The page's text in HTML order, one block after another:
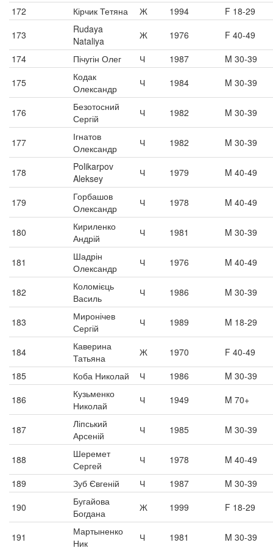
172
Кірчик Тетяна Ж 1994
F 18-29
173
Rudaya
Nataliya
Ж 1976
F 40-49
174
Пічугін Олег Ч 1987
M 30-39
175
Кодак
Олександр
Ч 1984 M 30-39
176
Безотосний
Сергій
Ч 1982 M 30-39
177
Ігнатов
Олександр
Ч 1982 M 30-39
178
Polikarpov
Aleksey
Ч 1979 M 40-49
179
Горбашов
Олександр
Ч 1978 M 40-49
180
Кириленко
Андрій
Ч 1981 M 30-39
181
Шадрін
Олександр
Ч 1976 M 40-49
182
Коломієць
Василь
Ч 1986 M 30-39
183
Миронічев
Сергій
Ч 1989 M 18-29
184
Каверина
Татьяна
Ж 1970
F 40-49
185
Коба Николай Ч 1986
M 30-39
186
Кузьменко
Николай
Ч 1949 M 70+
187
Ліпський
Арсеній
Ч 1985 M 30-39
188
Шеремет
Сергей
Ч 1978
M 40-49
189
Зуб Євгеній Ч 1987
M 30-39
190
Бугайова
Богдана
Ж 1999 F 18-29
191
Мартыненко
Ник
Ч 1981
M 30-39